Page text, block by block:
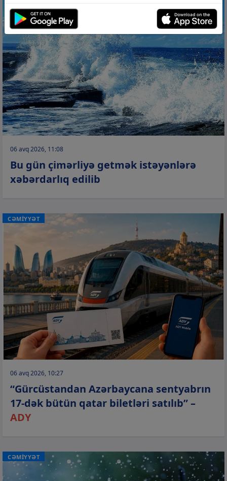
06 avq 2026, 11:08
Bu gün çimərliyə getmək istəyənlərə
xəbərdarlıq edilib
CƏMİYYƏT
06 avq 2026, 10:27
“Gürcüstandan Azərbaycana sentyabrın
17-dək bütün qatar biletləri satılıb” –
ADY
CƏMİYYƏT